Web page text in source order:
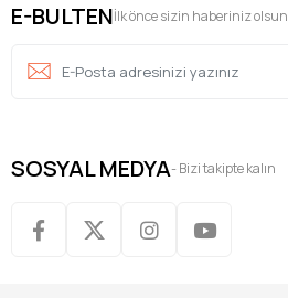
E-BULTENİlk önce sizin haberiniz olsun
SOSYAL MEDYA- Bizi takipte kalın